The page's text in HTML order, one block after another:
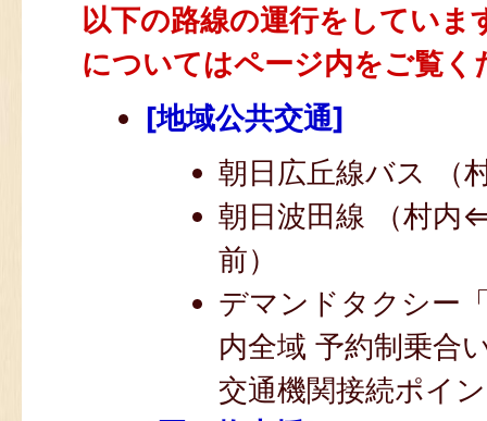
以下の路線の運行をしていま
についてはページ内をご覧く
[地域公共交通]
朝日広丘線バス （
朝日波田線 （村内
前）
デマンドタクシー
内全域 予約制乗合
交通機関接続ポイ